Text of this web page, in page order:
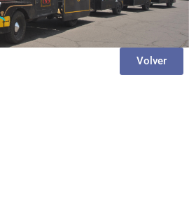
Volver